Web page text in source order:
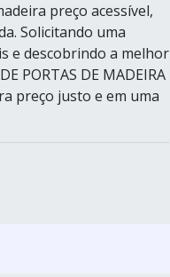
preço acessível,
Solicitando uma
e descobrindo a melhor
PORTAS DE MADEIRA
preço justo e em uma